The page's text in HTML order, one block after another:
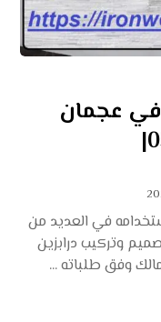
في عجمان
في العديد من
وتركيب درابزين
وفق طلباته ...